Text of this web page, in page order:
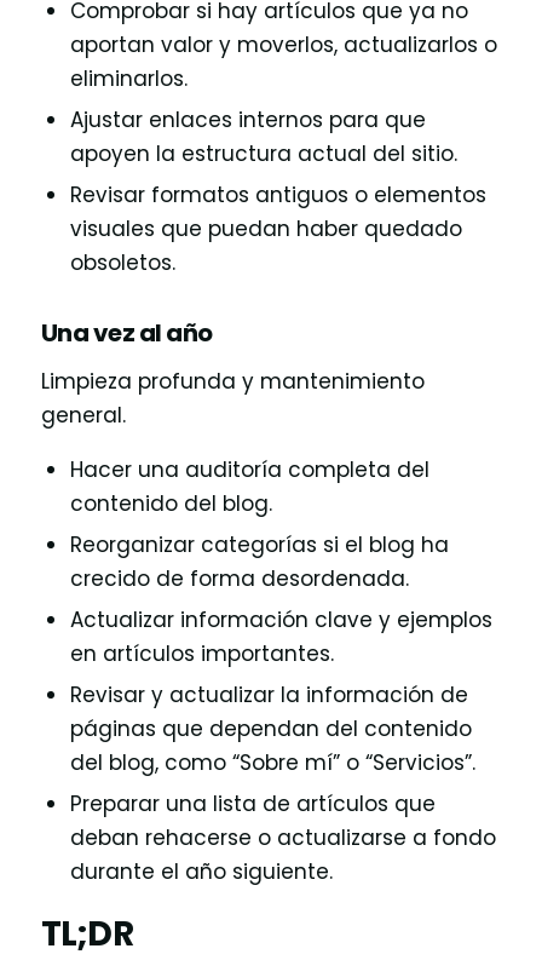
Comprobar si hay artículos que ya no
aportan valor y moverlos, actualizarlos o
eliminarlos.
Ajustar enlaces internos para que
apoyen la estructura actual del sitio.
Revisar formatos antiguos o elementos
visuales que puedan haber quedado
obsoletos.
Una vez al año
Limpieza profunda y mantenimiento
general.
Hacer una auditoría completa del
contenido del blog.
Reorganizar categorías si el blog ha
crecido de forma desordenada.
Actualizar información clave y ejemplos
en artículos importantes.
Revisar y actualizar la información de
páginas que dependan del contenido
del blog, como “Sobre mí” o “Servicios”.
Preparar una lista de artículos que
deban rehacerse o actualizarse a fondo
durante el año siguiente.
TL;DR